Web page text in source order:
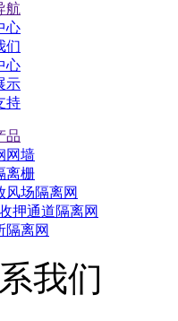
航
心
们
心
示
持
品
网墙
离栅
风场隔离网
押通道隔离网
隔离网
我们